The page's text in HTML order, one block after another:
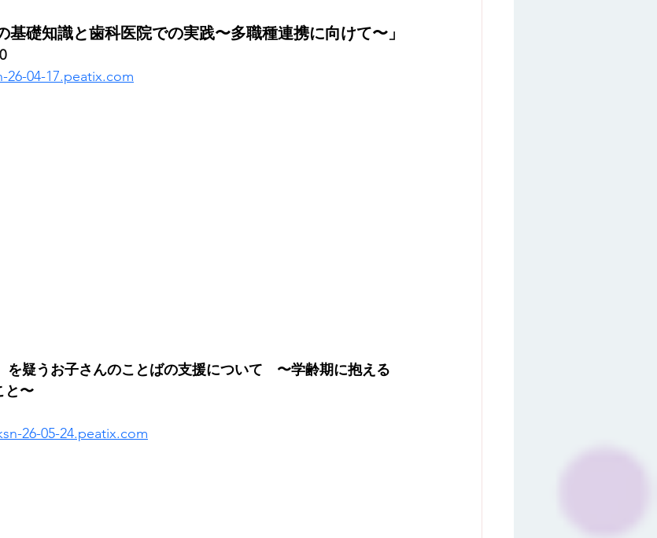
礎知識と歯科医院での実践〜多職種連携に向けて〜」
26-04-17.peatix.com
疑うお子さんのことばの支援について　〜学齢期に抱える
と〜
26-05-24.peatix.com